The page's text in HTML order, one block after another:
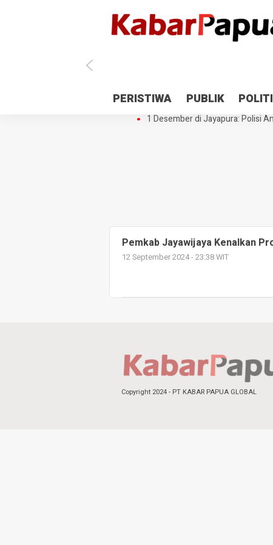
PERISTIWA PUBLIK
Antisipasi 1 Desember, TNI Polri
Gedung Perpustakaan SMPN 5
1 Desember di Jayapura: Polisi
Pemkab Jayawijaya Kenalkan
12 September 2024 - 23:38 WIT
Copyright 2024 - PT KABAR PAPUA GLOBAL